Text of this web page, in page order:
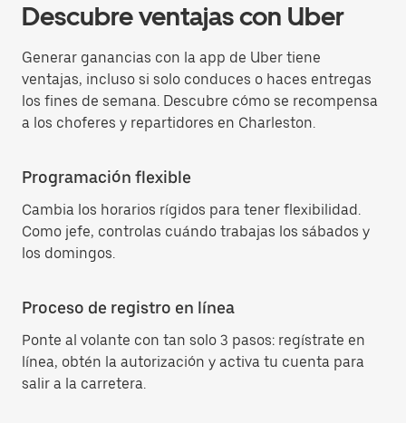
Descubre ventajas con Uber
Generar ganancias con la app de Uber tiene
ventajas, incluso si solo conduces o haces entregas
los fines de semana. Descubre cómo se recompensa
a los choferes y repartidores en Charleston.
Programación flexible
Cambia los horarios rígidos para tener flexibilidad.
Como jefe, controlas cuándo trabajas los sábados y
los domingos.
Proceso de registro en línea
Ponte al volante con tan solo 3 pasos: regístrate en
línea, obtén la autorización y activa tu cuenta para
salir a la carretera.